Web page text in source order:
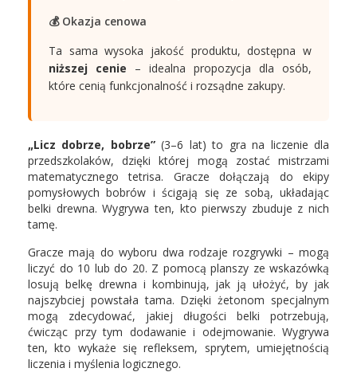
💰 Okazja cenowa
Ta sama wysoka jakość produktu, dostępna w
niższej cenie – idealna propozycja dla osób,
które cenią funkcjonalność i rozsądne zakupy.
„Licz dobrze, bobrze”(3–6 lat) to gra na liczenie dla
przedszkolaków, dzięki której mogą zostać mistrzami
matematycznego tetrisa. Gracze dołączają do ekipy
pomysłowych bobrów i ścigają się ze sobą, układając
belki drewna. Wygrywa ten, kto pierwszy zbuduje z nich
tamę.
Gracze mają do wyboru dwa rodzaje rozgrywki – mogą
liczyć do 10 lub do 20. Z pomocą planszy ze wskazówką
losują belkę drewna i kombinują, jak ją ułożyć, by jak
najszybciej powstała tama. Dzięki żetonom specjalnym
mogą zdecydować, jakiej długości belki potrzebują,
ćwicząc przy tym dodawanie i odejmowanie. Wygrywa
ten, kto wykaże się refleksem, sprytem, umiejętnością
liczenia i myślenia logicznego.